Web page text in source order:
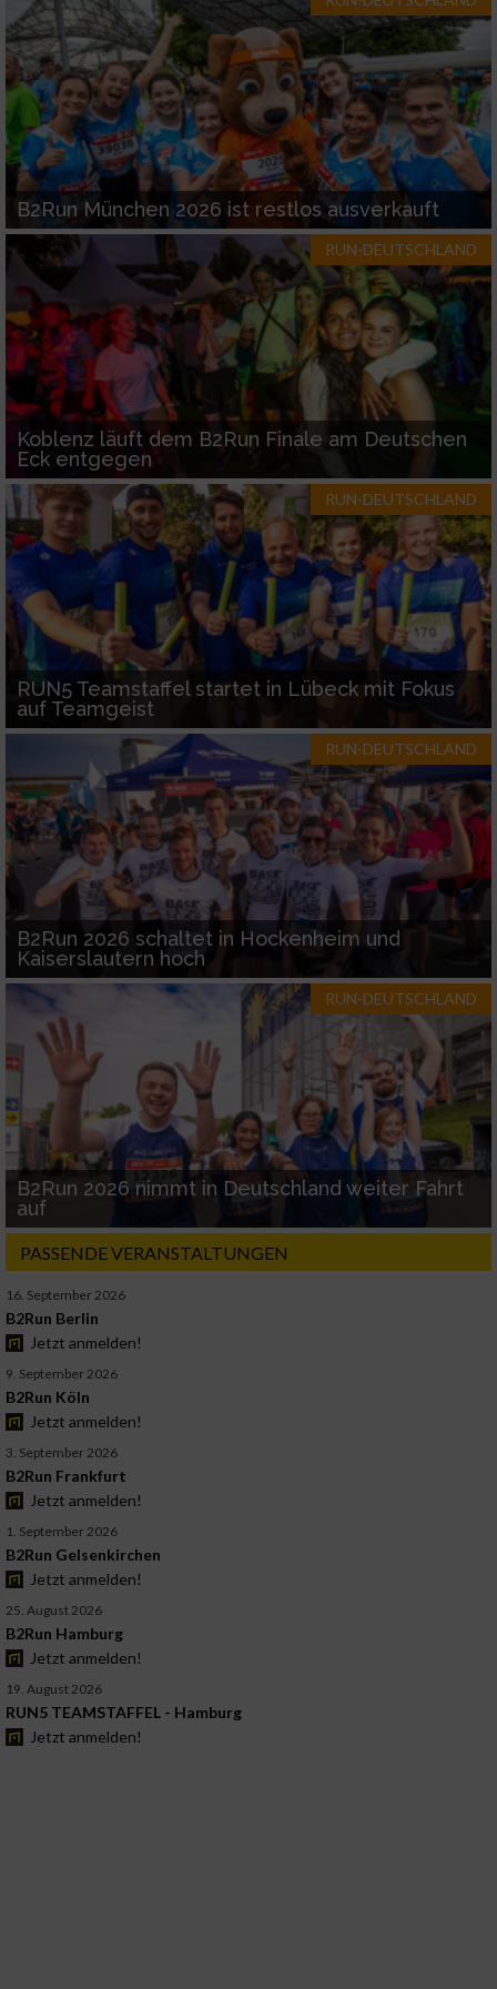
B2Run München 2026 ist restlos ausverkauft
RUN-DEUTSCHLAND
Koblenz läuft dem B2Run Finale am Deutschen
Eck entgegen
RUN-DEUTSCHLAND
RUN5 Teamstaffel startet in Lübeck mit Fokus
auf Teamgeist
RUN-DEUTSCHLAND
B2Run 2026 schaltet in Hockenheim und
Kaiserslautern hoch
RUN-DEUTSCHLAND
B2Run 2026 nimmt in Deutschland weiter Fahrt
auf
PASSENDE VERANSTALTUNGEN
16. September 2026
B2Run Berlin
Jetzt anmelden!
9. September 2026
B2Run Köln
Jetzt anmelden!
3. September 2026
B2Run Frankfurt
Jetzt anmelden!
1. September 2026
B2Run Gelsenkirchen
Jetzt anmelden!
25. August 2026
B2Run Hamburg
Jetzt anmelden!
19. August 2026
RUN5 TEAMSTAFFEL - Hamburg
Jetzt anmelden!
Werbung